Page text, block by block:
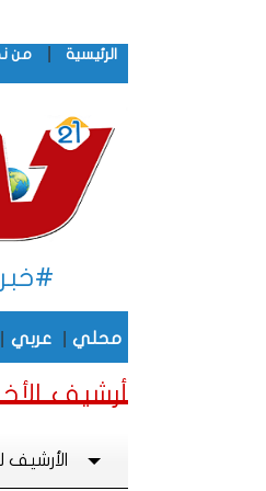
الرئيسية من
محلي عربي
أرشيف
الأرشيف لعام